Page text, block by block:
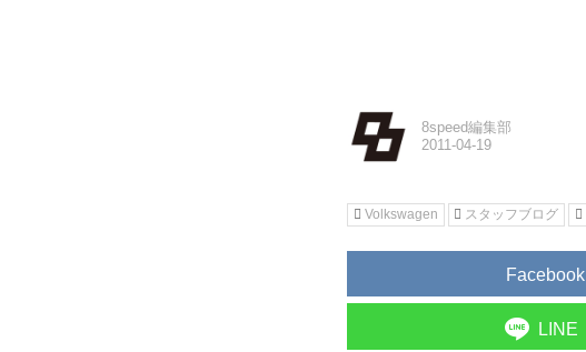
8speed編集部
Volkswagen スタッフブログ
Facebook
LINE